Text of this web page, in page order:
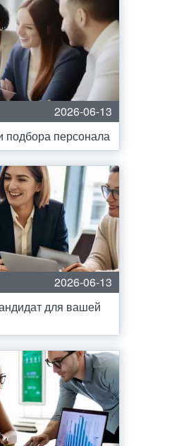
2026-06-13
подбора персонала
2026-06-13
для вашей